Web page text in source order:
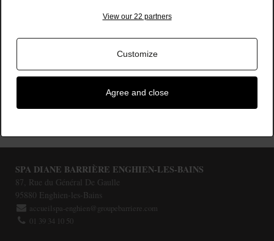
View our 22 partners
Customize
Agree and close
personnalisée. Textures raffinées, gestuelles précises et actifs
avec plaisir et détente absolue.
à partir de
SPA DIANE BARRIÈRE ENGHIEN-LES-BAINS
87, Rue du Général De Gaulle
95880 Enghien-les-Bains
accueilspa-enghien@groupebarriere.com
01 39 34 10 50